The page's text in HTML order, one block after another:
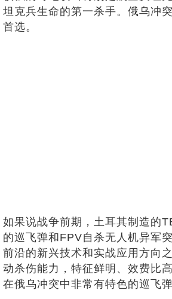
坦克兵生命的第一杀手。俄乌冲
首选。
如果说战争前期，土耳其制造的
的巡飞弹和FPV自杀无人机异军
前沿的新兴技术和实战应用方向
动杀伤能力，特征鲜明、效费比
在俄乌冲突中非常有特色的巡飞